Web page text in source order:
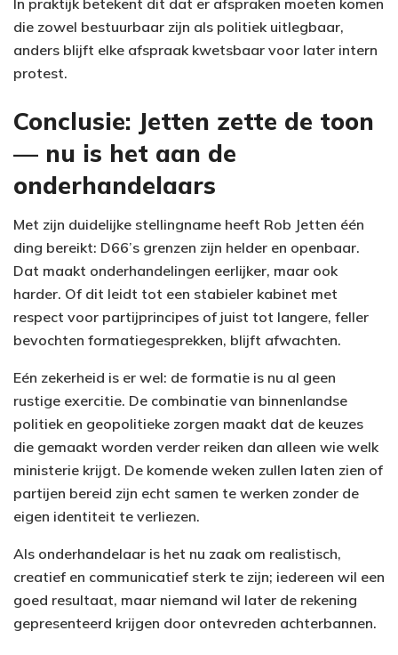
In praktijk betekent dit dat er afspraken moeten komen
die zowel bestuurbaar zijn als politiek uitlegbaar,
anders blijft elke afspraak kwetsbaar voor later intern
protest.
Conclusie: Jetten zette de toon
— nu is het aan de
onderhandelaars
Met zijn duidelijke stellingname heeft Rob Jetten één
ding bereikt: D66’s grenzen zijn helder en openbaar.
Dat maakt onderhandelingen eerlijker, maar ook
harder. Of dit leidt tot een stabieler kabinet met
respect voor partijprincipes of juist tot langere, feller
bevochten formatiegesprekken, blijft afwachten.
Eén zekerheid is er wel: de formatie is nu al geen
rustige exercitie. De combinatie van binnenlandse
politiek en geopolitieke zorgen maakt dat de keuzes
die gemaakt worden verder reiken dan alleen wie welk
ministerie krijgt. De komende weken zullen laten zien of
partijen bereid zijn echt samen te werken zonder de
eigen identiteit te verliezen.
Als onderhandelaar is het nu zaak om realistisch,
creatief en communicatief sterk te zijn; iedereen wil een
goed resultaat, maar niemand wil later de rekening
gepresenteerd krijgen door ontevreden achterbannen.